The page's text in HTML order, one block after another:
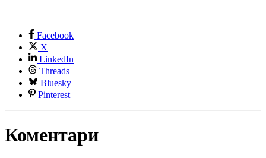
Facebook
X
LinkedIn
Threads
Bluesky
Pinterest
Коментари